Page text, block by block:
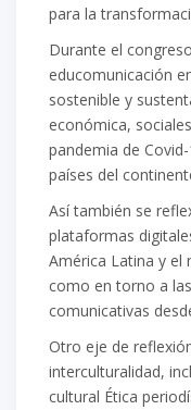
para la
Durante el
educomunicación
sostenible y
económica,
pandemia de
países del
Así también se
plataformas
América Latina y el
como en torno a
comunicativas
Otro eje de
interculturalidad,
cultural Ética